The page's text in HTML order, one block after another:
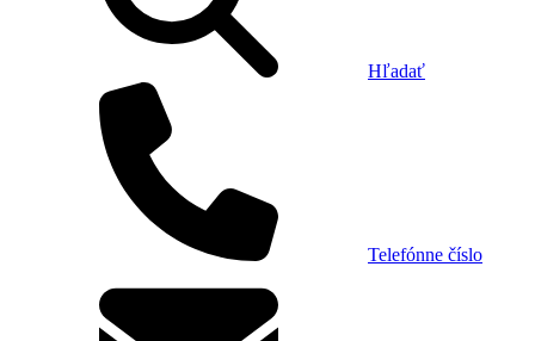
Hľadať
Telefónne číslo